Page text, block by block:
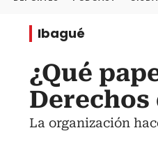
Ibagué
¿Qué
Derechos
La organización